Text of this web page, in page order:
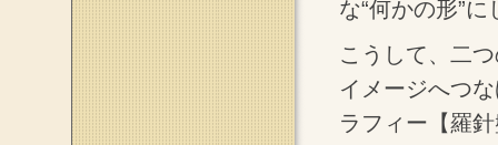
な“何かの形”
こうして、二
イメージへつ
ラフィー【羅